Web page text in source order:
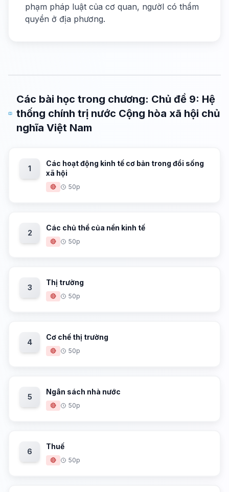
phạm pháp luật của cơ quan, ngườI có thẩm
quyền ở địa phương.
Các bài học trong chương: Chủ đề 9: Hệ
thống chính trị nước Cộng hòa xã hội chủ
nghĩa Việt Nam
1
Các hoạt động kinh tế cơ bản trong đổi sống
xã hội
🔴 50p
2
Các chủ thể của nền kinh tế
🔴 50p
3
Thị trường
🔴 50p
4
Cơ chế thị trường
🔴 50p
5
Ngân sách nhà nước
🔴 50p
6
Thuế
🔴 50p